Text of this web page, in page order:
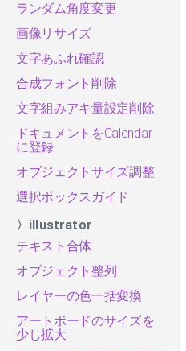
ランダム角度変更
画像リサイズ
文字あふれ確認
合成フォント削除
文字組みアキ量設定削除
ドキュメントをCalendar
に登録
オブジェクトサイズ調整
選択ボックスガイド
〉illustrator
テキスト合体
オブジェクト整列
レイヤーの色一括変換
アートボードのサイズを
少し拡大